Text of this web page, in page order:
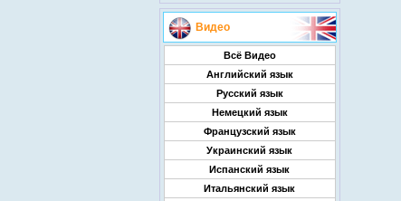
Видео
Всё Видео
Английский язык
Русский язык
Немецкий язык
Французский язык
Украинский язык
Испанский язык
Итальянский язык